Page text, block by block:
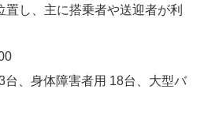
置し、主に搭乗者や送迎者が利
台、身体障害者用 18台、大型バ